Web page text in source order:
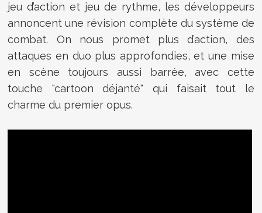
jeu d’action et jeu de rythme, les développeurs
annoncent une révision complète du système de
combat. On nous promet plus d’action, des
attaques en duo plus approfondies, et une mise
en scène toujours aussi barrée, avec cette
touche "cartoon déjanté" qui faisait tout le
charme du premier opus.